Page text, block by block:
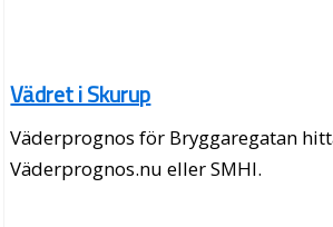
Vädret i Skurup
Väderprognos för Bryggaregatan
Väderprognos.nu eller SMHI.